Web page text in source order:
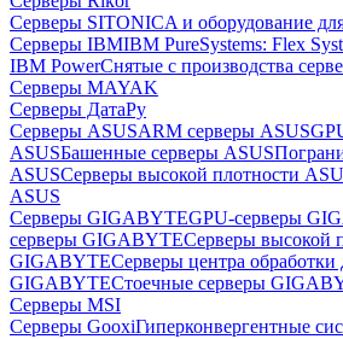
Серверы SITONICA и оборудование
Серверы IBMIBM PureSystems: Flex
IBM PowerСнятые с производства
Серверы MAYAK
Серверы ДатаРу
Серверы ASUSARM серверы ASUS
ASUSБашенные серверы ASUS
ASUSСерверы высокой плотности
ASUS
Серверы GIGABYTEGPU-серверы
серверы GIGABYTEСерверы высокой
GIGABYTEСерверы центра
GIGABYTEСтоечные серверы
Серверы MSI
Серверы GooxiГиперконвергентные